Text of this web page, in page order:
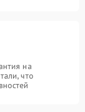
на
что